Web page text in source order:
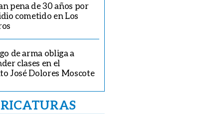
pena de 30 años por
cometido en Los
de arma obliga a
clases en el
José Dolores Moscote